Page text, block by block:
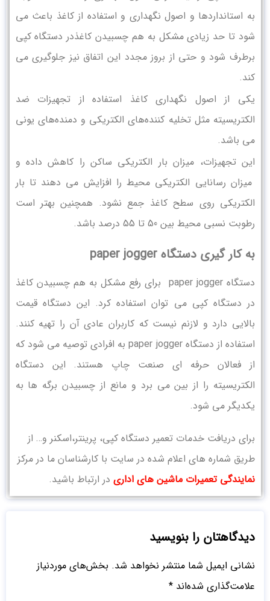
به استانداردها و اصول نگهداری و استفاده از کاغذ باعث می
شود تا حد زیادی مشکل به هم چسبیدن کاغذدر دستگاه کپی
برطرف شود و حتی از بروز مجدد این اتفاق نیز جلوگیری می
کند.
یکی از اصول نگهداری کاغذ استفاده از تجهیزات ضد
الکتریسیته مثل تخلیه کننده‌های الکتریکی و دمنده‌های یونی
می باشد.
این تجهیزات، میزان بار الکتریکی ساکن را کاهش داده و
میزان رسانایی الکتریکی محیط را افزایش می دهند تا بار
الکتریکی روی سطح کاغذ جمع نشود. همچنین بهتر است
رطوبت نسبی محیط بین 50 تا 55 درصد باشد.
به کار گیری دستگاه paper jogger
دستگاه paper jogger برای رفع مشکل به هم چسبیدن کاغذ
در دستگاه کپی می توان استفاده کرد. این دستگاه قیمت
بالایی دارد و لازنم نیست که کاربران عادی آن را تهیه کنند.
استفاده از دستگاه paper jogger به افرادی توصیه می شود که
از فعالان حرفه ‌ای صنعت چاپ هستند. این دستگاه
الکتریسیته را از بین می برد و مانع از چسبیدن برگه ها به
یکدیگر می شود.
برای دریافت خدمات تعمیر دستگاه کپی، پرینتر،اسکنر و… از
طریق شماره های اعلام شده در سایت با کارشناسان ما در مرکز
نمایندگی تعمیرات ماشین های اداری در ارتباط باشید.
دیدگاهتان را بنویسید
نشانی ایمیل شما منتشر نخواهد شد. بخش‌های موردنیاز
علامت‌گذاری شده‌اند *